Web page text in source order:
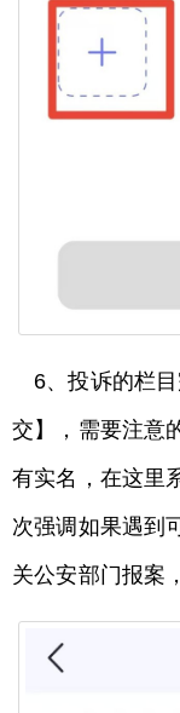
6、投诉的栏
交】，需要注意
有实名，在这里
次强调如果遇到
关公安部门报案